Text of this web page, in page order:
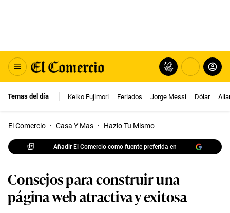
Temas del día Keiko Fujimori Feriados Jorge Messi Dólar
El Comercio · Casa Y Mas · Hazlo Tu Mismo
Añadir El Comercio como fuente preferida en
Consejos para construir una
página web atractiva y exitosa